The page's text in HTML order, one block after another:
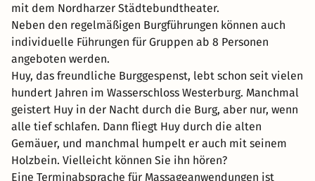
mit dem Nordharzer Städtebundtheater.
Neben den regelmäßigen Burgführungen können auch
individuelle Führungen für Gruppen ab 8 Personen
angeboten werden.
Huy, das freundliche Burggespenst, lebt schon seit vielen
hundert Jahren im Wasserschloss Westerburg. Manchmal
geistert Huy in der Nacht durch die Burg, aber nur, wenn
alle tief schlafen. Dann fliegt Huy durch die alten
Gemäuer, und manchmal humpelt er auch mit seinem
Holzbein. Vielleicht können Sie ihn hören?
Eine Terminabsprache für Massageanwendungen ist